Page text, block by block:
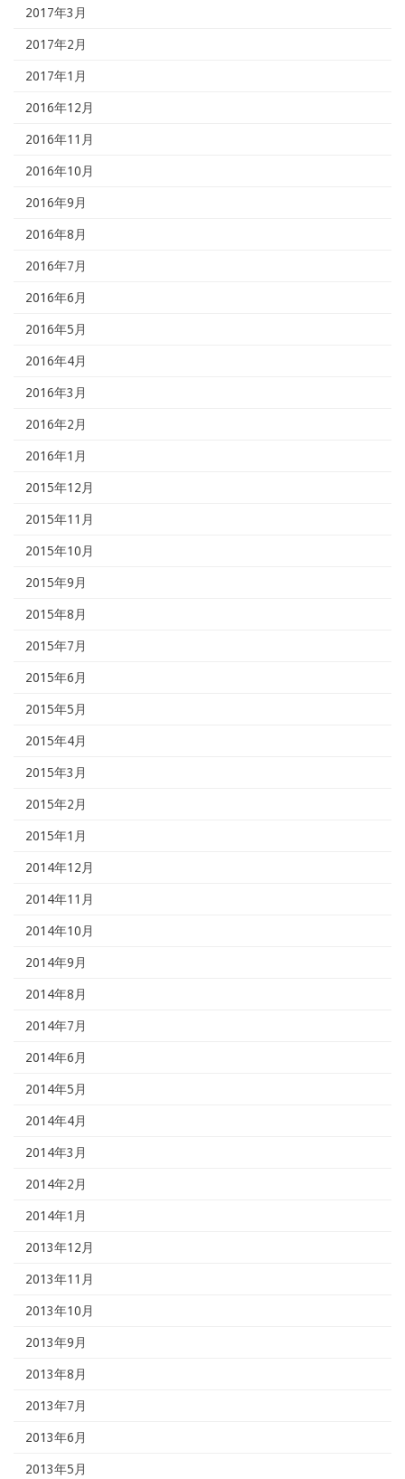
2017年3月
2017年2月
2017年1月
2016年12月
2016年11月
2016年10月
2016年9月
2016年8月
2016年7月
2016年6月
2016年5月
2016年4月
2016年3月
2016年2月
2016年1月
2015年12月
2015年11月
2015年10月
2015年9月
2015年8月
2015年7月
2015年6月
2015年5月
2015年4月
2015年3月
2015年2月
2015年1月
2014年12月
2014年11月
2014年10月
2014年9月
2014年8月
2014年7月
2014年6月
2014年5月
2014年4月
2014年3月
2014年2月
2014年1月
2013年12月
2013年11月
2013年10月
2013年9月
2013年8月
2013年7月
2013年6月
2013年5月